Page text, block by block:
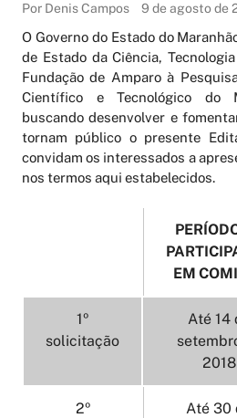
Por Denis Campos 9 de agosto de
O Governo do Estado do
de Estado da Ciência,
Fundação de Amparo à
Científico e Tecnológico do
buscando desenvolver e
tornam público o presente
convidam os interessados a
nos termos aqui estabelecidos.
EM
1º
solicitação
Até 14
2018
2º
Até 30